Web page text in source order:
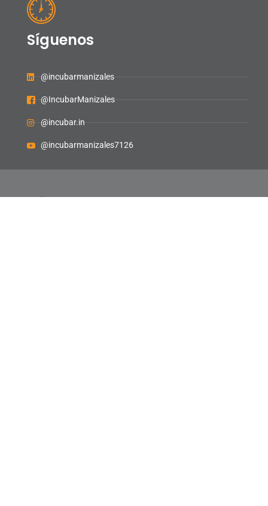
Síguenos
@incubarmanizales
@IncubarManizales
@incubar.in
@incubarmanizales7126